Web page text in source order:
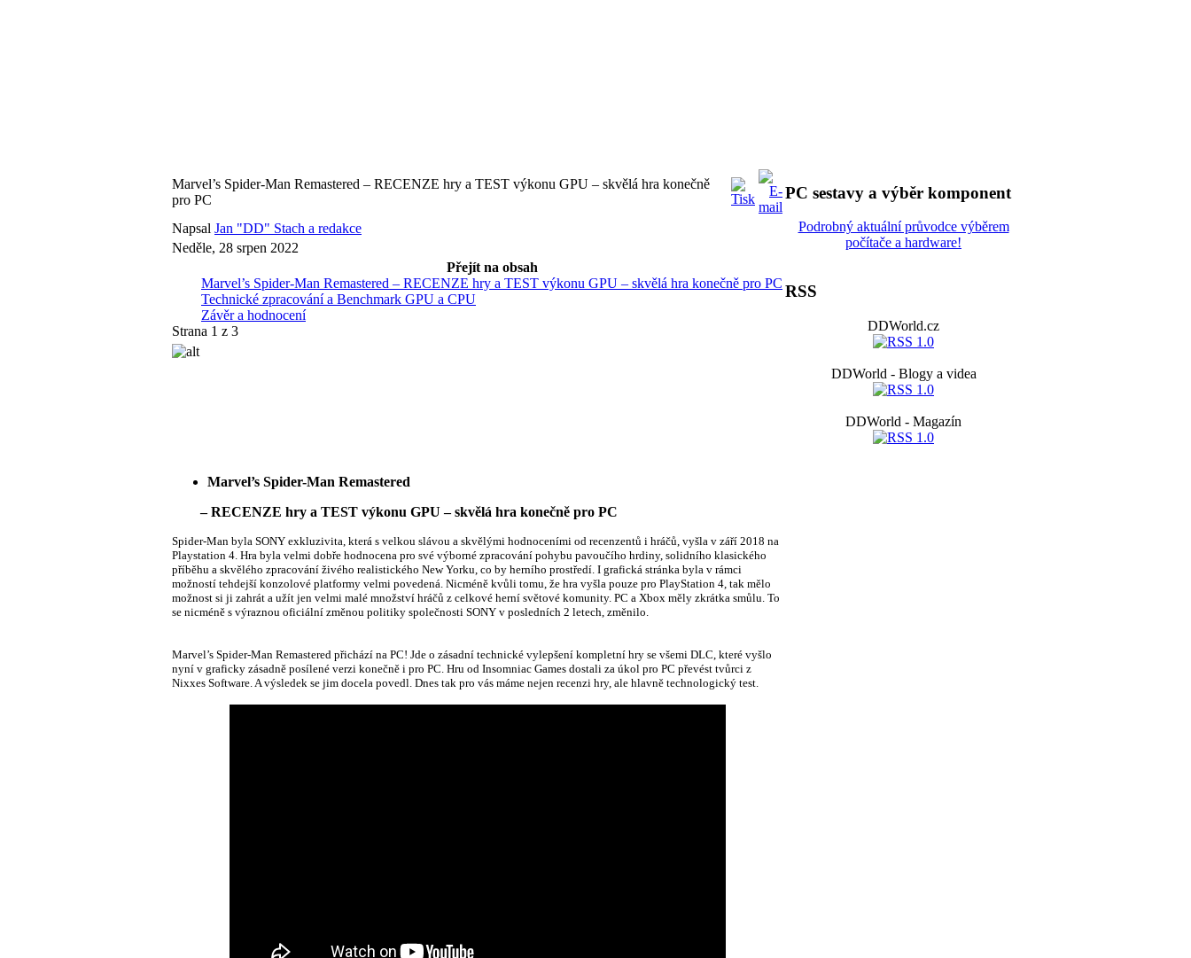
Marvel’s Spider-Man Remastered – RECENZE hry a TEST výkonu GPU – skvělá hra konečně
pro PC
Napsal Jan "DD" Stach a redakce
Neděle, 28 srpen 2022
Přejít na obsah
Marvel’s Spider-Man Remastered – RECENZE hry a TEST výkonu GPU – skvělá hra konečně pro PC
Technické zpracování a Benchmark GPU a CPU
Závěr a hodnocení
Strana 1 z 3
Marvel’s Spider-Man Remastered
– RECENZE hry a TEST výkonu GPU – skvělá hra konečně pro PC
Spider-Man byla SONY exkluzivita, která s velkou slávou a skvělými hodnoceními od recenzentů i hráčů, vyšla v září 2018 na
Playstation 4. Hra byla velmi dobře hodnocena pro své výborné zpracování pohybu pavoučího hrdiny, solidního klasického
příběhu a skvělého zpracování živého realistického New Yorku, co by herního prostředí. I grafická stránka byla v rámci
možností tehdejší konzolové platformy velmi povedená. Nicméně kvůli tomu, že hra vyšla pouze pro PlayStation 4, tak mělo
možnost si ji zahrát a užít jen velmi malé množství hráčů z celkové herní světové komunity. PC a Xbox měly zkrátka smůlu. To
se nicméně s výraznou oficiální změnou politiky společnosti SONY v posledních 2 letech, změnilo.
Marvel’s Spider-Man Remastered přichází na PC! Jde o zásadní technické vylepšení kompletní hry se všemi DLC, které vyšlo
nyní v graficky zásadně posílené verzi konečně i pro PC. Hru od Insomniac Games dostali za úkol pro PC převést tvůrci z
Nixxes Software. A výsledek se jim docela povedl. Dnes tak pro vás máme nejen recenzi hry, ale hlavně technologický test.
PC sestavy a výběr komponent
Podrobný aktuální průvodce výběrem
počítače a hardware!
RSS
DDWorld.cz
DDWorld - Blogy a videa
DDWorld - Magazín